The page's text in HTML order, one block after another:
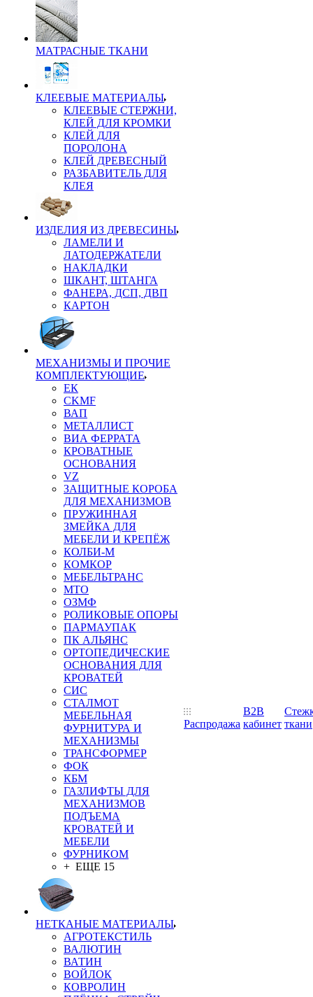
МАТРАСНЫЕ ТКАНИ
КЛЕЕВЫЕ МАТЕРИАЛЫ
КЛЕЕВЫЕ СТЕРЖНИ,
КЛЕЙ ДЛЯ КРОМКИ
КЛЕЙ ДЛЯ
ПОРОЛОНА
КЛЕЙ ДРЕВЕСНЫЙ
РАЗБАВИТЕЛЬ ДЛЯ
КЛЕЯ
ИЗДЕЛИЯ ИЗ ДРЕВЕСИНЫ
ЛАМЕЛИ И
ЛАТОДЕРЖАТЕЛИ
НАКЛАДКИ
ШКАНТ, ШТАНГА
ФАНЕРА, ДСП, ДВП
КАРТОН
МЕХАНИЗМЫ И ПРОЧИЕ
КОМПЛЕКТУЮЩИЕ
ЕК
CKMF
ВАП
МЕТАЛЛИСТ
ВИА ФЕРРАТА
КРОВАТНЫЕ
ОСНОВАНИЯ
VZ
ЗАЩИТНЫЕ КОРОБА
ДЛЯ МЕХАНИЗМОВ
ПРУЖИННАЯ
ЗМЕЙКА ДЛЯ
МЕБЕЛИ И КРЕПЁЖ
КОЛБИ-М
КОМКОР
МЕБЕЛЬТРАНС
MTO
ОЗМФ
РОЛИКОВЫЕ ОПОРЫ
ПАРМАУПАК
ПК АЛЬЯНС
ОРТОПЕДИЧЕСКИЕ
ОСНОВАНИЯ ДЛЯ
КРОВАТЕЙ
СИС
СТАЛМОТ
МЕБЕЛЬНАЯ
ФУРНИТУРА И
МЕХАНИЗМЫ
ТРАНСФОРМЕР
ФОК
КБМ
ГАЗЛИФТЫ ДЛЯ
МЕХАНИЗМОВ
ПОДЪЕМА
КРОВАТЕЙ И
МЕБЕЛИ
ФУРНИКОМ
+ ЕЩЕ 15
НЕТКАНЫЕ МАТЕРИАЛЫ
АГРОТЕКСТИЛЬ
ВАЛЮТИН
ВАТИН
ВОЙЛОК
КОВРОЛИН
Распродажа
B2B
кабинет ткани